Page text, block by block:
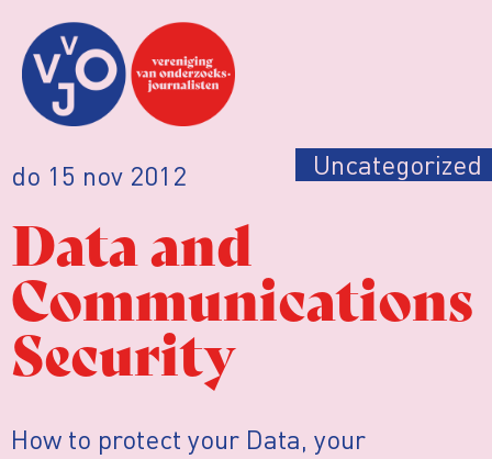
do 15 nov 2012 Uncategorized
Data and
Communications
Security
How to protect your Data, your